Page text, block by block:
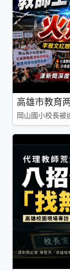
高雄市教育
岡山國小校長被